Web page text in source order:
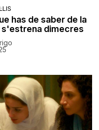
has de saber de la
s'estrena dimecres